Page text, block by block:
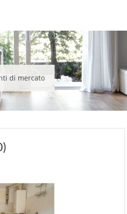
di mercato